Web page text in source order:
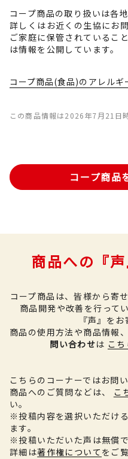
コープ商品の取り扱いは各
詳しくはお近くの生協にお
ご家庭に保管されているこ
は情報を公開しています。
コープ商品(食品)のアレルギ
この商品情報は2026年7月21日
コープ商品
商品への『
コープ商品は、皆様から寄
商品開発や改善を行ってい
『声』を
商品の使用方法や商品情報
問い合わせは こち
こちらのコーナーではお問
商品へのご質問などは、
こ
い。
※投稿内容を選択いただけ
ます。
※投稿いただいた声は無償
詳細は著作権について をご